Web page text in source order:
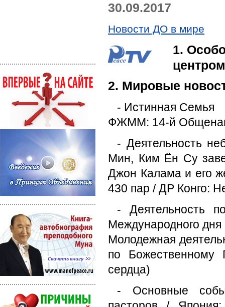
30.09.2017
Новости ДО в мире
1.
2. Мировые
- Истинная Семья
ФЖММ: 14-й
- Деятельность
Мин, Ким Ён Су
Джон Калама и его
430 пар / ДР Конго:
- Деятельность
Международного
Молодежная
по Божественному
сердца)
- Основные